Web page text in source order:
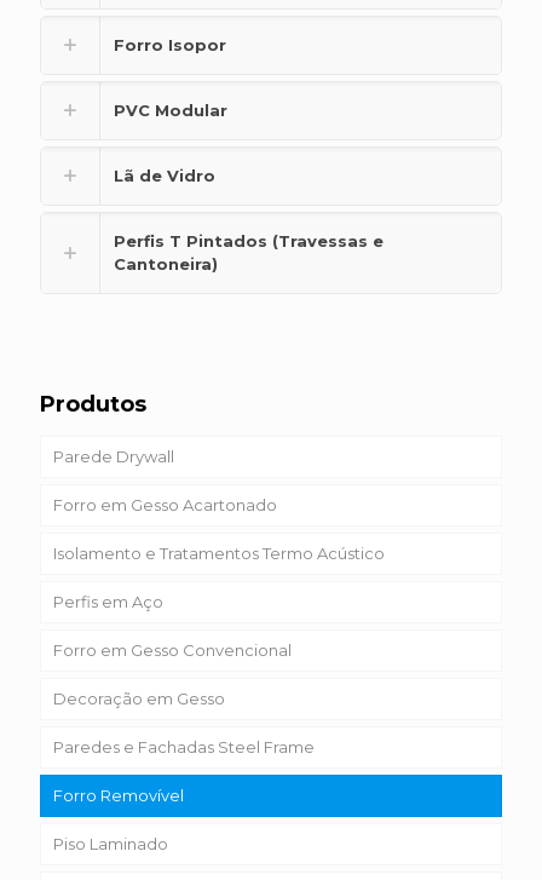
Forro Isopor
PVC Modular
Lã de Vidro
Perfis T Pintados (Travessas e
Cantoneira)
Produtos
Parede Drywall
Forro em Gesso Acartonado
Isolamento e Tratamentos Termo Acústico
Perfis em Aço
Forro em Gesso Convencional
Decoração em Gesso
Paredes e Fachadas Steel Frame
Forro Removível
Piso Laminado